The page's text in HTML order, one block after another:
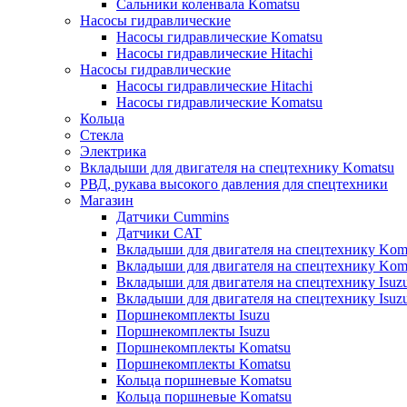
Сальники коленвала Komatsu
Насосы гидравлические
Насосы гидравлические Komatsu
Насосы гидравлические Hitachi
Насосы гидравлические
Насосы гидравлические Hitachi
Насосы гидравлические Komatsu
Кольца
Стекла
Электрика
Вкладыши для двигателя на спецтехнику Komatsu
РВД, рукава высокого давления для спецтехники
Магазин
Датчики Cummins
Датчики CAT
Вкладыши для двигателя на спецтехнику
Вкладыши для двигателя на спецтехнику
Вкладыши для двигателя на спецтехнику
Вкладыши для двигателя на спецтехнику
Поршнекомплекты Isuzu
Поршнекомплекты Isuzu
Поршнекомплекты Komatsu
Поршнекомплекты Komatsu
Кольца поршневые Komatsu
Кольца поршневые Komatsu